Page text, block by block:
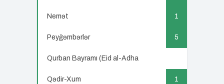
Nemət 1
Peyğəmbərlər 5
Qurban Bayramı (Eid al-Adha
Qədir-Xum 1